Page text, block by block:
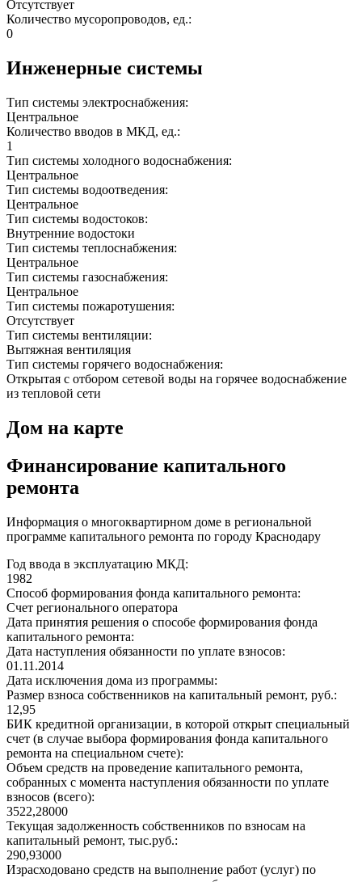
Отсутствует
Количество мусоропроводов, ед.:
0
Инженерные системы
Тип системы электроснабжения:
Центральное
Количество вводов в МКД, ед.:
1
Тип системы холодного водоснабжения:
Центральное
Тип системы водоотведения:
Центральное
Тип системы водостоков:
Внутренние водостоки
Тип системы теплоснабжения:
Центральное
Тип системы газоснабжения:
Центральное
Тип системы пожаротушения:
Отсутствует
Тип системы вентиляции:
Вытяжная вентиляция
Тип системы горячего водоснабжения:
Открытая с отбором сетевой воды на горячее водоснабжение
из тепловой сети
Дом на карте
Финансирование капитального
ремонта
Информация о многоквартирном доме в региональной
программе капитального ремонта по городу Краснодару
Год ввода в эксплуатацию МКД:
1982
Способ формирования фонда капитального ремонта:
Счет регионального оператора
Дата принятия решения о способе формирования фонда
капитального ремонта:
Дата наступления обязанности по уплате взносов:
01.11.2014
Дата исключения дома из программы:
Размер взноса собственников на капитальный ремонт, руб.:
12,95
БИК кредитной организации, в которой открыт специальный
счет (в случае выбора формирования фонда капитального
ремонта на специальном счете):
Объем средств на проведение капитального ремонта,
собранных с момента наступления обязанности по уплате
взносов (всего):
3522,28000
Текущая задолженность собственников по взносам на
капитальный ремонт, тыс.руб.:
290,93000
Израсходовано средств на выполнение работ (услуг) по